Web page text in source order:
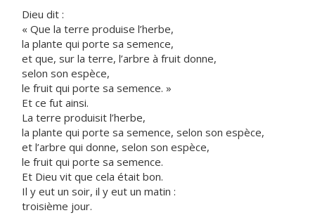
Dieu dit :
« Que la terre produise l’herbe,
la plante qui porte sa semence,
et que, sur la terre, l’arbre à fruit donne,
selon son espèce,
le fruit qui porte sa semence. »
Et ce fut ainsi.
La terre produisit l’herbe,
la plante qui porte sa semence, selon son espèce,
et l’arbre qui donne, selon son espèce,
le fruit qui porte sa semence.
Et Dieu vit que cela était bon.
Il y eut un soir, il y eut un matin :
troisième jour.